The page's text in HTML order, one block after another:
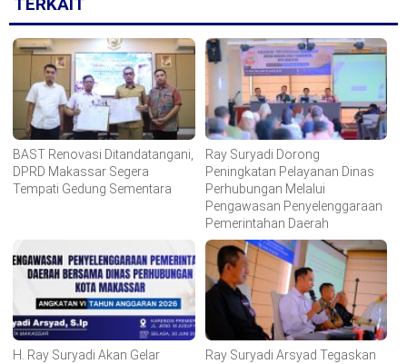
BAST Renovasi Ditandatangani,
DPRD Makassar Segera
Tempati Gedung Sementara
Ray Suryadi Dorong
Peningkatan Pelayanan Dinas
Perhubungan Melalui
Pengawasan Penyelenggaraan
Pemerintahan Daerah
H. Ray Suryadi Akan Gelar
Ray Suryadi Arsyad Tegaskan